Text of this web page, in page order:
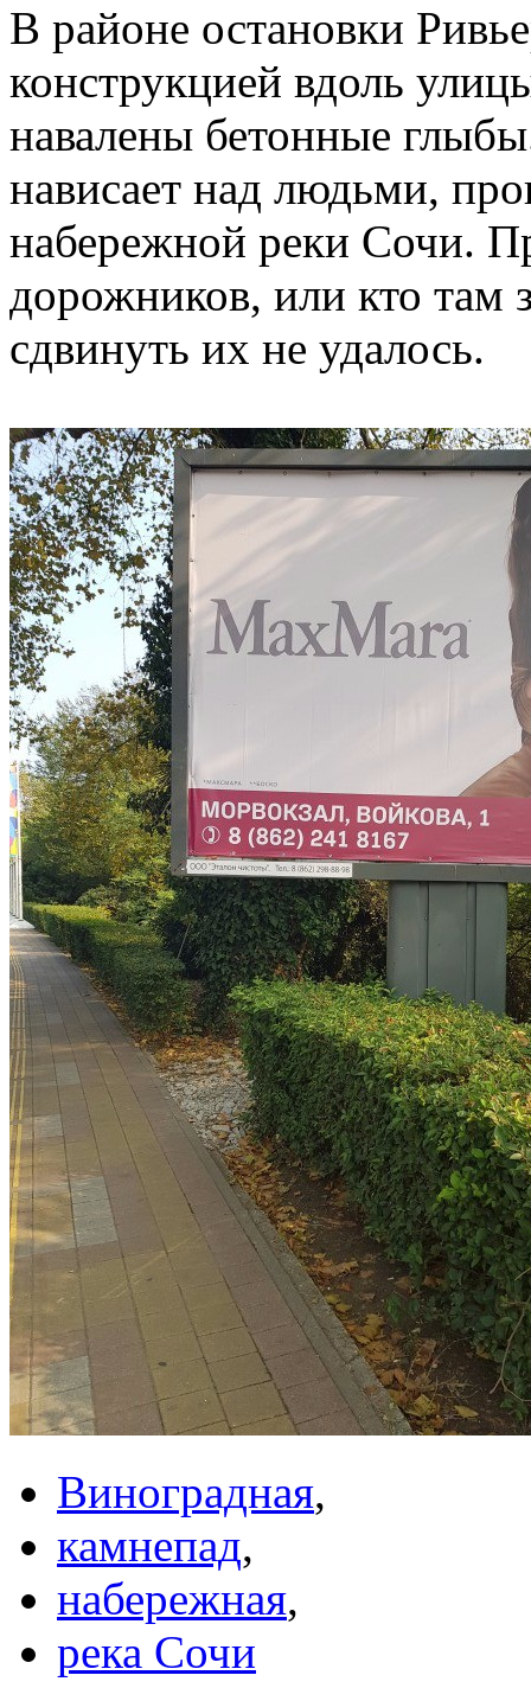
В районе остановки
конструкцией вдоль
навалены бетонные
нависает над людьми,
набережной реки Сочи.
дорожников, или кто там
сдвинуть их не удалось.
Виноградная,
камнепад,
набережная,
река Сочи